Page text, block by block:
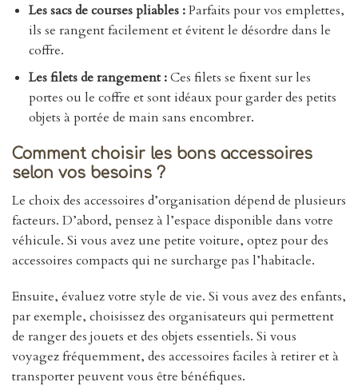
Les sacs de courses pliables :Parfaits pour vos emplettes,
ils se rangent facilement et évitent le désordre dans le
coffre.
Les filets de rangement :Ces filets se fixent sur les
portes ou le coffre et sont idéaux pour garder des petits
objets à portée de main sans encombrer.
Comment choisir les bons accessoires
selon vos besoins ?
Le choix des accessoires d’organisation dépend de plusieurs
facteurs. D’abord, pensez à l’espace disponible dans votre
véhicule. Si vous avez une petite voiture, optez pour des
accessoires compacts qui ne surcharge pas l’habitacle.
Ensuite, évaluez votre style de vie. Si vous avez des enfants,
par exemple, choisissez des organisateurs qui permettent
de ranger des jouets et des objets essentiels. Si vous
voyagez fréquemment, des accessoires faciles à retirer et à
transporter peuvent vous être bénéfiques.